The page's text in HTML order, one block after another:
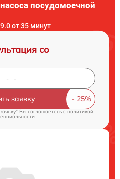
посудомоечной
от 35 минут
со
заявку
Вы соглашаетесь c политикой